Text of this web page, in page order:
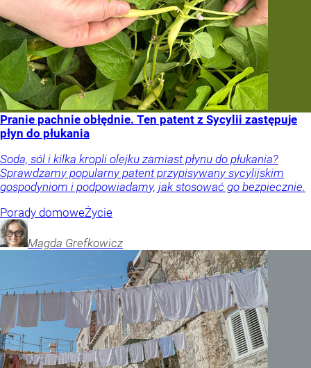
Pranie pachnie obłędnie. Ten patent z Sycylii zastępuje
płyn do płukania
Soda, sól i kilka kropli olejku zamiast płynu do płukania?
Sprawdzamy popularny patent przypisywany sycylijskim
gospodyniom i podpowiadamy, jak stosować go bezpiecznie.
Porady domoweŻycie
Magda Grefkowicz